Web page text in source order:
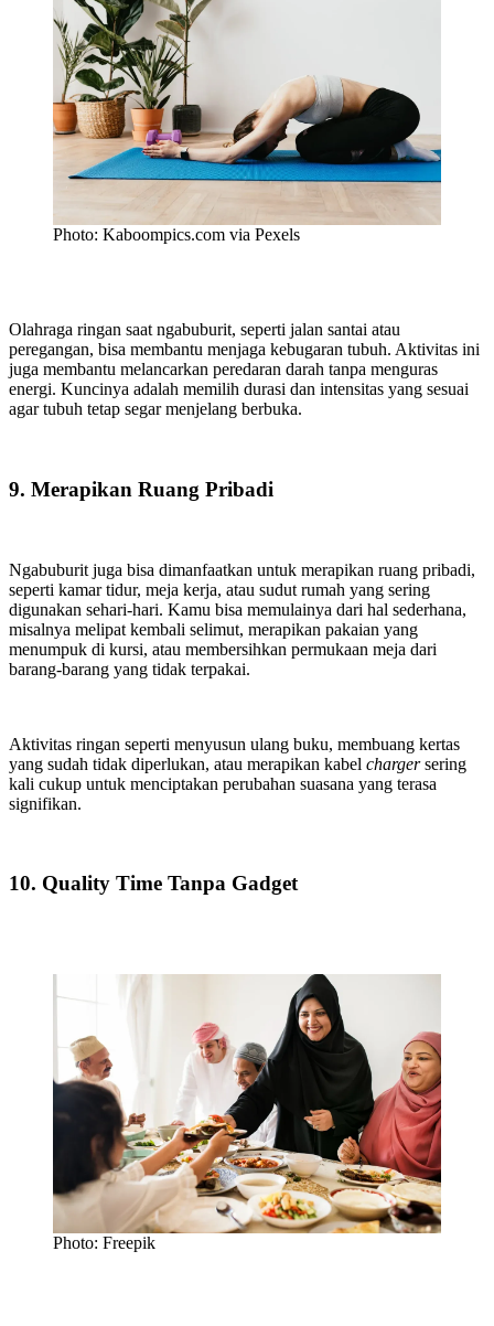
Photo: Kaboompics.com via Pexels
Olahraga ringan saat ngabuburit, seperti jalan santai atau
peregangan, bisa membantu menjaga kebugaran tubuh. Aktivitas ini
juga membantu melancarkan peredaran darah tanpa menguras
energi. Kuncinya adalah memilih durasi dan intensitas yang sesuai
agar tubuh tetap segar menjelang berbuka.
9. Merapikan Ruang Pribadi
Ngabuburit juga bisa dimanfaatkan untuk merapikan ruang pribadi,
seperti kamar tidur, meja kerja, atau sudut rumah yang sering
digunakan sehari-hari. Kamu bisa memulainya dari hal sederhana,
misalnya melipat kembali selimut, merapikan pakaian yang
menumpuk di kursi, atau membersihkan permukaan meja dari
barang-barang yang tidak terpakai.
Aktivitas ringan seperti menyusun ulang buku, membuang kertas
yang sudah tidak diperlukan, atau merapikan kabel chargersering
kali cukup untuk menciptakan perubahan suasana yang terasa
signifikan.
10. Quality Time Tanpa Gadget
Photo: Freepik